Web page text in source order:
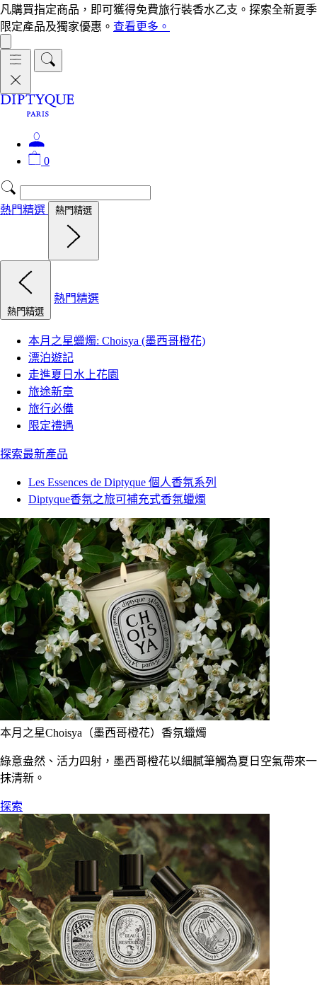
凡購買指定商品，即可獲得免費旅行裝香水乙支。探索全新夏季
限定產品及獨家優惠。 查看更多。
0
熱門精選 熱門精選
熱門精選
熱門精選
本月之星蠟燭: Choisya (墨西哥橙花)
漂泊遊記
走進夏日水上花園
旅途新章
旅行必備
限定禮遇
探索最新產品
Les Essences de Diptyque 個人香氛系列
Diptyque香氛之旅可補充式香氛蠟燭
本月之星Choisya（墨西哥橙花）香氛蠟燭
綠意盎然、活力四射，墨西哥橙花以細膩筆觸為夏日空氣帶來一
抹清新。
探索